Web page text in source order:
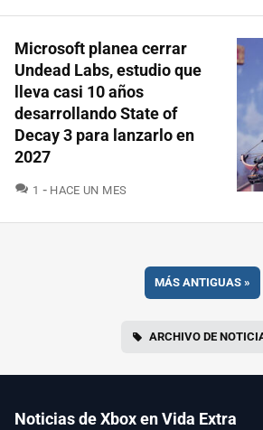
Microsoft planea cerrar
Undead Labs, estudio que
lleva casi 10 años
desarrollando State of
Decay 3 para lanzarlo en
2027
1 COMENTARIOS
HACE UN MES
MÁS ANTIGUAS »
ARCHIVO DE
Noticias de Xbox en Vida Extra